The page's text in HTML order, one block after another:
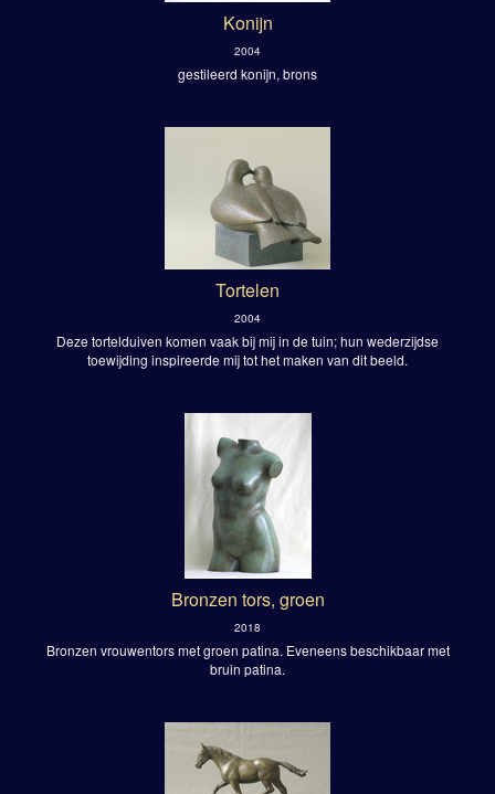
Konijn
2004
gestileerd konijn, brons
Tortelen
2004
Deze tortelduiven komen vaak bij mij in de tuin; hun wederzijdse
toewijding inspireerde mij tot het maken van dit beeld.
Bronzen tors, groen
2018
Bronzen vrouwentors met groen patina. Eveneens beschikbaar met
bruin patina.